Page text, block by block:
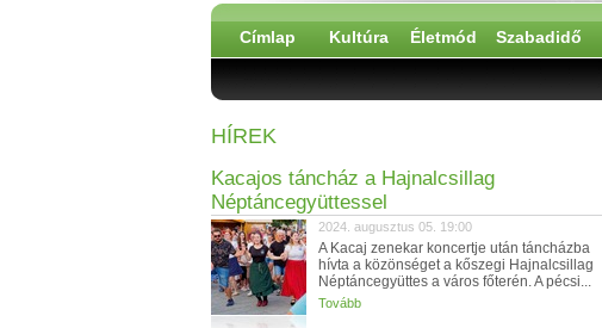
Címlap Kultúra Életmód Szabadidő
HÍREK
Kacajos táncház a Hajnalcsillag
Néptáncegyüttessel
2024. augusztus 05. 19:00
A Kacaj zenekar koncertje után táncházba
hívta a közönséget a kőszegi Hajnalcsillag
Néptáncegyüttes a város főterén. A pécsi...
Tovább